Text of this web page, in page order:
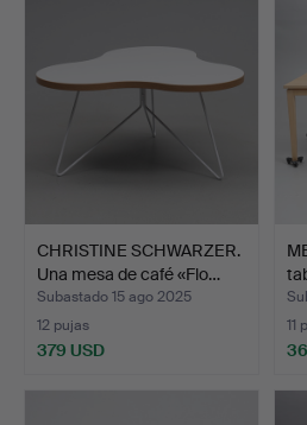
CHRISTINE SCHWARZER.
Una mesa de café «Flo…
Subastado 15 ago 2025
12 pujas
379 USD
11